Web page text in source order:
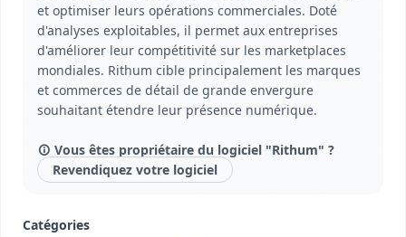
et optimiser leurs opérations commerciales. Doté
d'analyses exploitables, il permet aux entreprises
d'améliorer leur compétitivité sur les marketplaces
mondiales. Rithum cible principalement les marques
et commerces de détail de grande envergure
souhaitant étendre leur présence numérique.
Vous êtes propriétaire du logiciel "Rithum" ?
Revendiquez votre logiciel
Catégories